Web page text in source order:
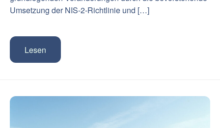
Umsetzung der NIS-2-Richtlinie und […]
Lesen